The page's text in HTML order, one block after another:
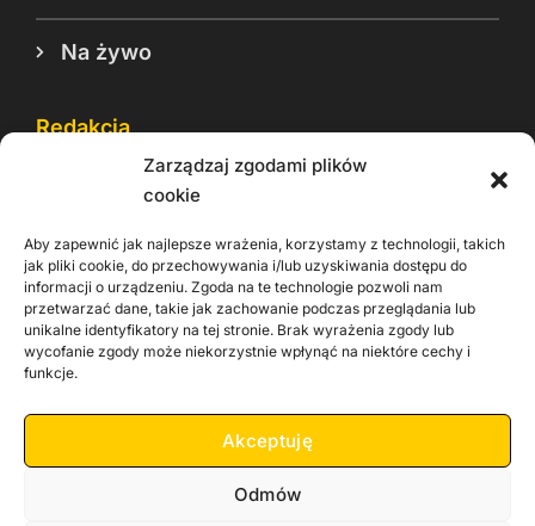
Zarządzaj zgodami plików
cookie
Aby zapewnić jak najlepsze wrażenia, korzystamy z technologii, takich
jak pliki cookie, do przechowywania i/lub uzyskiwania dostępu do
informacji o urządzeniu. Zgoda na te technologie pozwoli nam
przetwarzać dane, takie jak zachowanie podczas przeglądania lub
unikalne identyfikatory na tej stronie. Brak wyrażenia zgody lub
wycofanie zgody może niekorzystnie wpłynąć na niektóre cechy i
funkcje.
Akceptuję
Odmów
Na żywo
Redakcja
Reklama
Rodo
Kontakt
Informacje dla